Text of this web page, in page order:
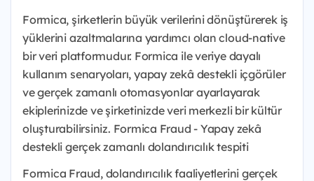
Formica, şirketlerin büyük verilerini dönüştürerek iş
yüklerini azaltmalarına yardımcı olan cloud-native
bir veri platformudur. Formica ile veriye dayalı
kullanım senaryoları, yapay zekâ destekli içgörüler
ve gerçek zamanlı otomasyonlar ayarlayarak
ekiplerinizde ve şirketinizde veri merkezli bir kültür
oluşturabilirsiniz. Formica Fraud - Yapay zekâ
destekli gerçek zamanlı dolandırıcılık tespiti
Formica Fraud, dolandırıcılık faaliyetlerini gerçek